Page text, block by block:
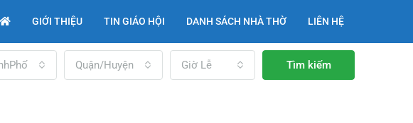
GIỚI THIỆU TIN GIÁO HỘI DANH SÁCH NHÀ THỜ LIÊN HỆ
Quận/Huyện Giờ Lễ Tìm kiếm